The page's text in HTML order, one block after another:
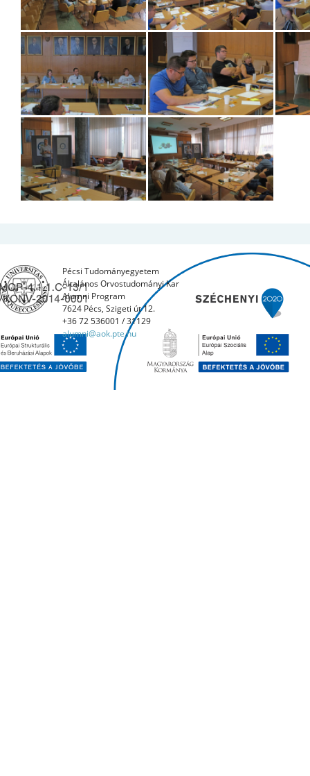
Pécsi Tudományegyetem
Általános Orvostudományi Kar
Alumni Program
7624 Pécs, Szigeti út 12.
+36 72 536001 / 31129
alumni@aok.pte.hu